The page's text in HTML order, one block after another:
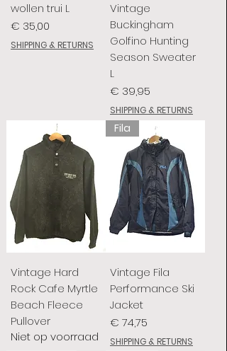
wollen trui L
Prijs
€ 35,00
SHIPPING & RETURNS
Vintage
Buckingham
Golfino Hunting
Season Sweater
L
Prijs
€ 39,95
SHIPPING & RETURNS
Vintage Hard
Rock Cafe Myrtle
Beach Fleece
Pullover
Niet op voorraad
Fila
Vintage Fila
Performance Ski
Jacket
Prijs
€ 74,75
SHIPPING & RETURNS